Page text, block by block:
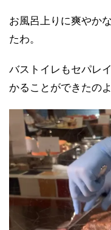
お風呂上りに爽やか
たわ。
バストイレもセパレ
かることができたのよ